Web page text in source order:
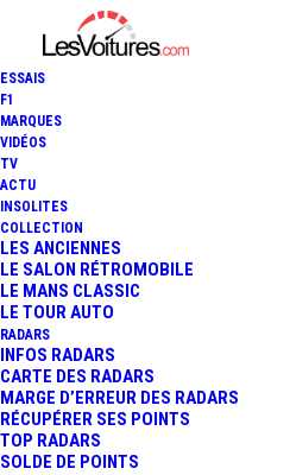
ESSAIS
F1
MARQUES
VIDÉOS
TV
ACTU
INSOLITES
COLLECTION
LES ANCIENNES
LE SALON RÉTROMOBILE
LE MANS CLASSIC
LE TOUR AUTO
RADARS
INFOS RADARS
CARTE DES RADARS
MARGE D’ERREUR DES RADARS
RÉCUPÉRER SES POINTS
TOP RADARS
SOLDE DE POINTS
23 mai 2025